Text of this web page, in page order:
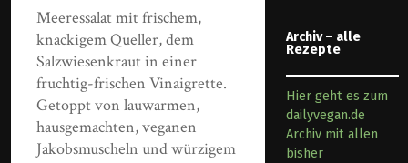
Meeressalat mit frischem,
knackigem Queller, dem
Salzwiesenkraut in einer
fruchtig-frischen Vinaigrette.
Getoppt von lauwarmen,
hausgemachten, veganen
Jakobsmuscheln und würzigem
Archiv – alle
Rezepte
Hier geht es zum
dailyvegan.de
Archiv mit allen
bisher